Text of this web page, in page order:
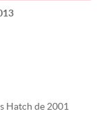
Hatch de 2001